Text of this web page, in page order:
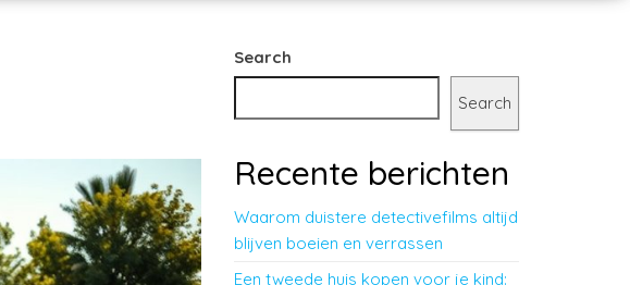
Search
Search
Recente berichten
Waarom duistere detectivefilms altijd
blijven boeien en verrassen
Een tweede huis kopen voor je kind: